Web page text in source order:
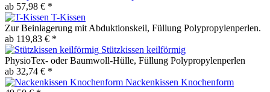
ab 57,98 € *
T-Kissen
Zur Beinlagerung mit Abduktionskeil, Füllung Polypropylenperlen.
ab 119,83 € *
Stützkissen keilförmig
PhysioTex- oder Baumwoll-Hülle, Füllung Polypropylenperlen
ab 32,74 € *
Nackenkissen Knochenform